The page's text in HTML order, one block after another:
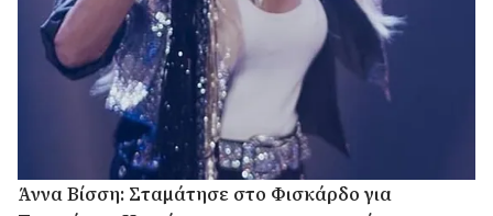
Άννα Βίσση: Σταμάτησε στο Φισκάρδο για